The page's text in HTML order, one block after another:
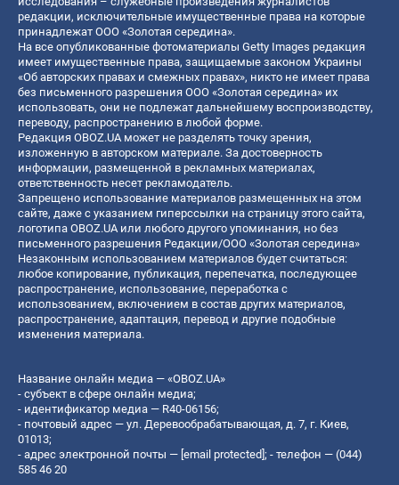
редакции, исключительные имущественные права на которые
принадлежат ООО «Золотая середина».
На все опубликованные фотоматериалы Getty Images редакция
имеет имущественные права, защищаемые законом Украины
«Об авторских правах и смежных правах», никто не имеет права
без письменного разрешения ООО «Золотая середина» их
использовать, они не подлежат дальнейшему воспроизводству,
переводу, распространению в любой форме.
Редакция OBOZ.UA может не разделять точку зрения,
изложенную в авторском материале. За достоверность
информации, размещенной в рекламных материалах,
ответственность несет рекламодатель.
Запрещено использование материалов размещенных на этом
сайте, даже с указанием гиперссылки на страницу этого сайта,
логотипа OBOZ.UA или любого другого упоминания, но без
письменного разрешения Редакции/ООО «Золотая середина»
Незаконным использованием материалов будет считаться:
любое копирование, публикация, перепечатка, последующее
распространение, использование, переработка с
использованием, включением в состав других материалов,
распространение, адаптация, перевод и другие подобные
изменения материала.
Название онлайн медиа — «OBOZ.UA»
- субъект в сфере онлайн медиа;
- идентификатор медиа — R40-06156;
- почтовый адрес — ул. Деревообрабатывающая, д. 7, г. Киев,
01013;
- адрес электронной почты — [email protected]; - телефон — (044)
585 46 20